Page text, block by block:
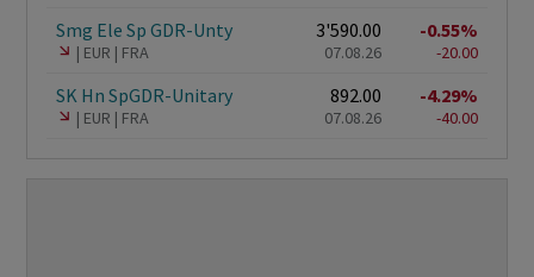
Smg Ele Sp GDR-Unty
EUR FRA
3'590.00
07.08.26
-0.55%
-20.00
SK Hn SpGDR-Unitary
EUR FRA
892.00
07.08.26
-4.29%
-40.00